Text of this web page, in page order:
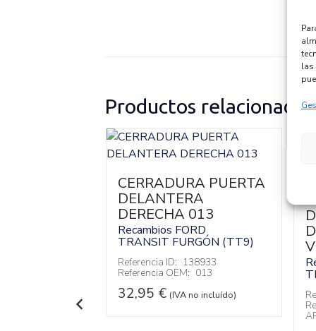
las
Productos relacionados
CERRADURA PUERTA
DELANTERA
DERECHA 013
Recambios FORD
TRANSIT FURGÓN (TT9)
Referencia ID: 138933
Referencia OEM: 013
32,95 € (IVA no incluído)